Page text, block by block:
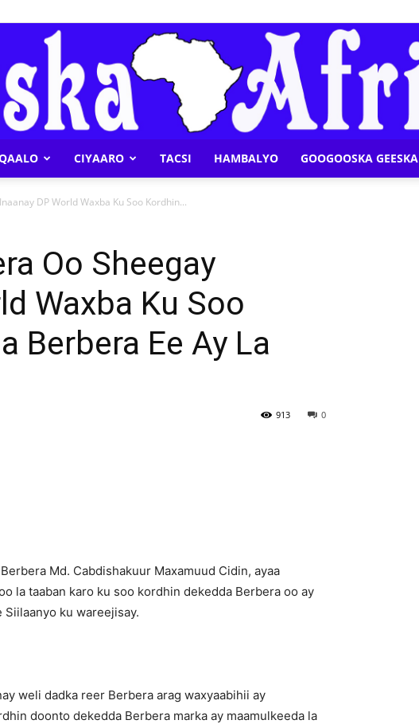
Afrika
CIYAARO TACSI HAMBALYO GOOGOOSKA GEESKA
DP World Waxba Ku Soo Kordhin...
Oo Sheegay
Waxba Ku Soo
Berbera Ee Ay La
0
913
Md. Cabdishakuur Maxamuud Cidin, ayaa
la taaban karo ku soo kordhin dekedda Berbera oo ay
Siilaanyo ku wareejisay.
weli dadka reer Berbera arag waxyaabihii ay
doonto dekedda Berbera marka ay maamulkeeda la